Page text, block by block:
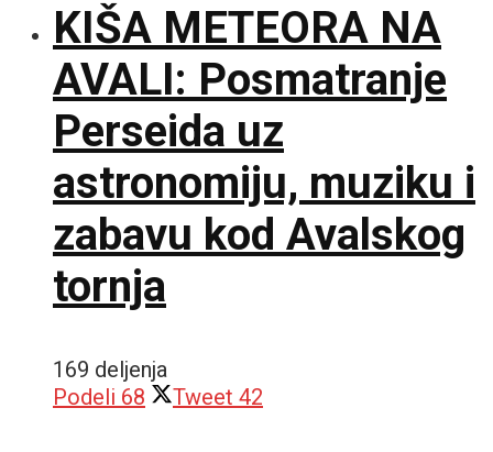
KIŠA METEORA NA
AVALI: Posmatranje
Perseida uz
astronomiju, muziku i
zabavu kod Avalskog
tornja
169 deljenja
Podeli 68 Tweet 42